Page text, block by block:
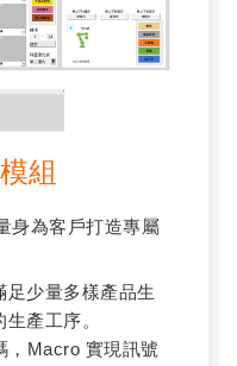
組
身為客戶打造專屬
足少量多樣產品生
產工序。
，Macro 實現訊號